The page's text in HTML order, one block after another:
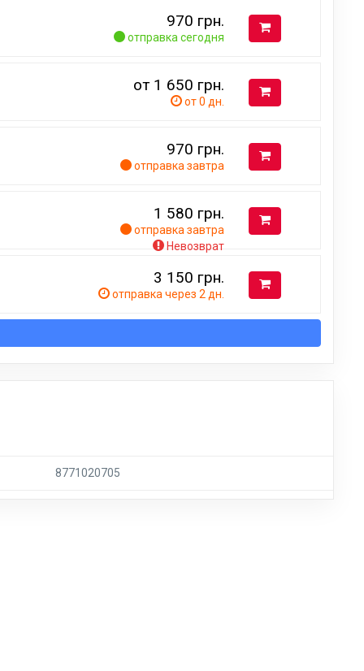
970 грн.
отправка сегодня
от 1 650 грн.
от 0 дн.
970 грн.
отправка завтра
1 580 грн.
отправка завтра
Невозврат
3 150 грн.
отправка через 2 дн.
8771020705